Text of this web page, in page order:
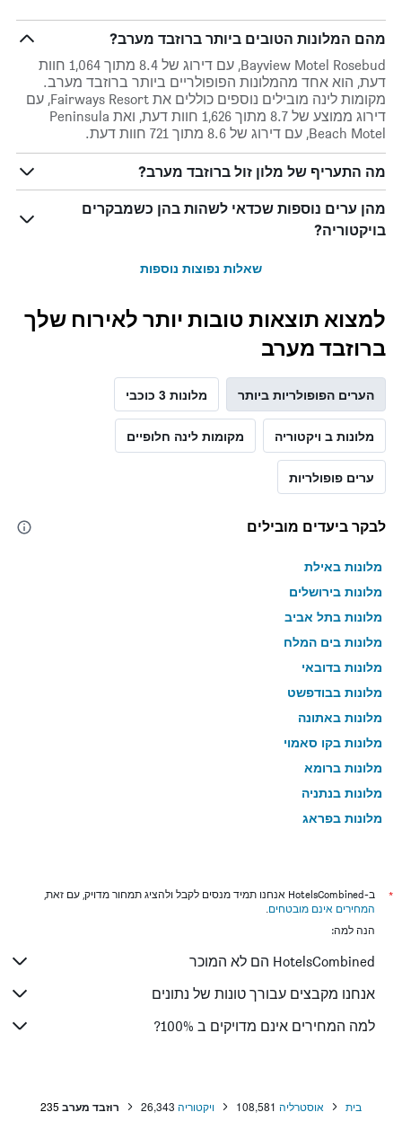
מהם המלונות הטובים ביותר ברוזבד מערב?
Bayview Motel Rosebud, עם דירוג של 8.4 מתוך 1,064 חוות
דעת, הוא אחד מהמלונות הפופולריים ביותר ברוזבד מערב.
מקומות לינה מובילים נוספים כוללים את Fairways Resort, עם
דירוג ממוצע של 8.7 מתוך 1,626 חוות דעת, ואת Peninsula
Beach Motel, עם דירוג של 8.6 מתוך 721 חוות דעת.
מה התעריף של מלון זול ברוזבד מערב?
מהן ערים נוספות שכדאי לשהות בהן כשמבקרים
בויקטוריה?
שאלות נפוצות נוספות
למצוא תוצאות טובות יותר לאירוח שלך
ברוזבד מערב
הערים הפופולריות ביותר מלונות 3 כוכבי
מלונות ב ויקטוריה מקומות לינה חלופיים
ערים פופולריות
לבקר ביעדים מובילים
מלונות באילת
מלונות בירושלים
מלונות בתל אביב
מלונות בים המלח
מלונות בדובאי
מלונות בבודפשט
מלונות באתונה
מלונות בקו סאמוי
מלונות ברומא
מלונות בנתניה
מלונות בפראג
מלונות בניו יורק
מלונות בבנגקוק
מלונות בבוקרשט
מלונות בפאפוס
מלונות בלימסול
*
ב-HotelsCombined אנחנו תמיד מנסים לקבל ולהציג תמחור מדויק, עם זאת,
המחירים אינם מובטחים.
הנה למה:
HotelsCombined הם לא המוכר
אנחנו מקבצים עבורך טונות של נתונים
למה המחירים אינם מדויקים ב 100%?
בית אוסטרליה 108,581 ויקטוריה 26,343 רוזבד מערב 235